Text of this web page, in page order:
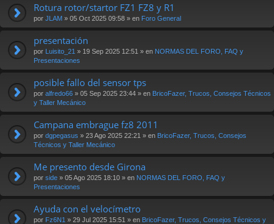
Rotura rotor/startor FZ1 FZ8 y R1
por JLAM » 05 Oct 2025 09:58 » en Foro General
presentación
por Luisito_21 » 19 Sep 2025 12:51 » en NORMAS DEL FORO, FAQ y
Presentaciones
posible fallo del sensor tps
por alfredo66 » 05 Sep 2025 23:44 » en BricoFazer, Trucos, Consejos Técnicos
y Taller Mecánico
Campana embrague fz8 2011
por dgpegasus » 23 Ago 2025 22:21 » en BricoFazer, Trucos, Consejos
Técnicos y Taller Mecánico
Me presento desde Girona
por side » 05 Ago 2025 18:10 » en NORMAS DEL FORO, FAQ y
Presentaciones
Ayuda con el velocímetro
por Fz6N1 » 29 Jul 2025 15:51 » en BricoFazer, Trucos, Consejos Técnicos y